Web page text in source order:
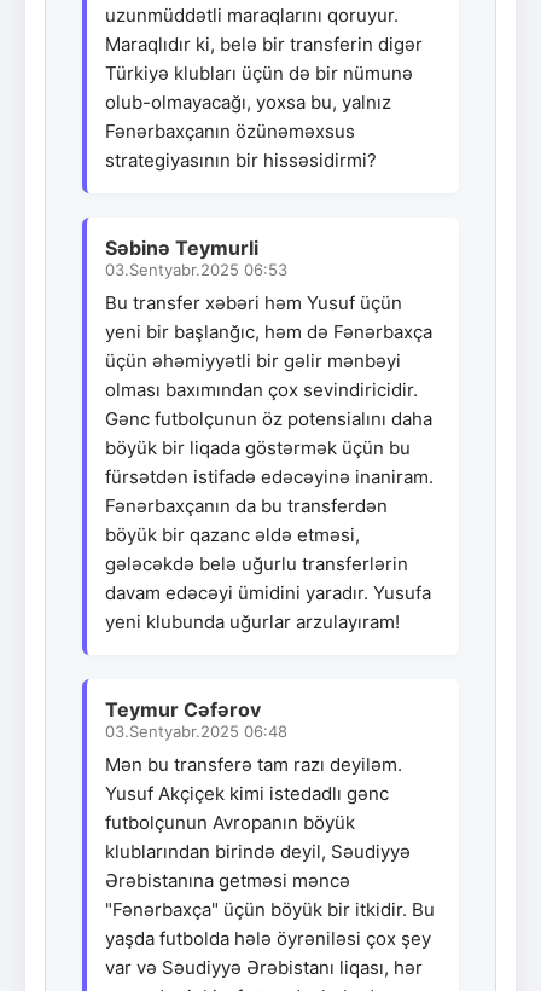
uzunmüddətli maraqlarını qoruyur.
Maraqlıdır ki, belə bir transferin digər
Türkiyə klubları üçün də bir nümunə
olub-olmayacağı, yoxsa bu, yalnız
Fənərbaxçanın özünəməxsus
strategiyasının bir hissəsidirmi?
Səbinə Teymurli
03.Sentyabr.2025 06:53
Bu transfer xəbəri həm Yusuf üçün
yeni bir başlanğıc, həm də Fənərbaxça
üçün əhəmiyyətli bir gəlir mənbəyi
olması baxımından çox sevindiricidir.
Gənc futbolçunun öz potensialını daha
böyük bir liqada göstərmək üçün bu
fürsətdən istifadə edəcəyinə inaniram.
Fənərbaxçanın da bu transferdən
böyük bir qazanc əldə etməsi,
gələcəkdə belə uğurlu transferlərin
davam edəcəyi ümidini yaradır. Yusufa
yeni klubunda uğurlar arzulayıram!
Teymur Cəfərov
03.Sentyabr.2025 06:48
Mən bu transferə tam razı deyiləm.
Yusuf Akçiçek kimi istedadlı gənc
futbolçunun Avropanın böyük
klublarından birində deyil, Səudiyyə
Ərəbistanına getməsi məncə
"Fənərbaxça" üçün böyük bir itkidir. Bu
yaşda futbolda hələ öyrəniləsi çox şey
var və Səudiyyə Ərəbistanı liqası, hər